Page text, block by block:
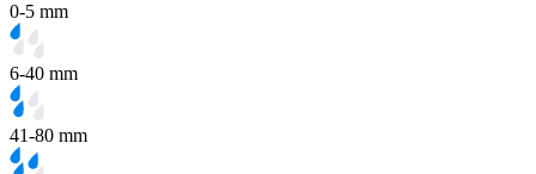
0-5 mm
6-40 mm
41-80 mm